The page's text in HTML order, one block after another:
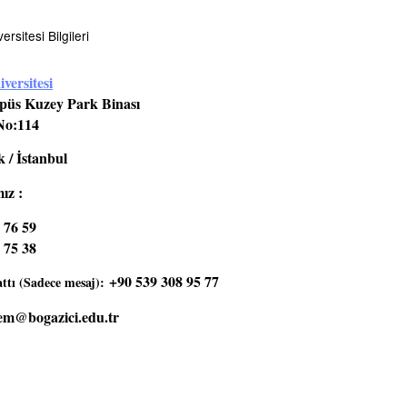
Bilgileri
Kuzey Park Binası
/ İstanbul
:
59
38
(Sadece mesaj): +90 539 308 95 77